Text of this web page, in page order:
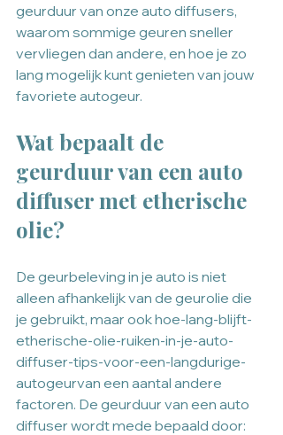
geurduur van onze auto diffusers,
waarom sommige geuren sneller
vervliegen dan andere, en hoe je zo
lang mogelijk kunt genieten van jouw
favoriete autogeur.
Wat bepaalt de
geurduur van een auto
diffuser met etherische
olie?
De geurbeleving in je auto is niet
alleen afhankelijk van de geurolie die
je gebruikt, maar ook hoe-lang-blijft-
etherische-olie-ruiken-in-je-auto-
diffuser-tips-voor-een-langdurige-
autogeurvan een aantal andere
factoren. De geurduur van een auto
diffuser wordt mede bepaald door: